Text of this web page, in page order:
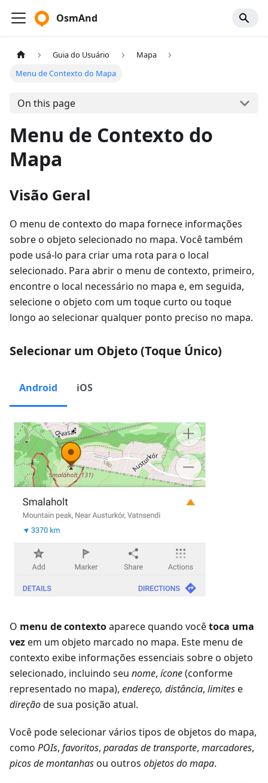
OsmAnd
Guia do Usuário
Mapa
Menu de Contexto do Mapa
On this page
Menu de Contexto do
Mapa
Visão Geral
O menu de contexto do mapa fornece informações
sobre o objeto selecionado no mapa. Você também
pode usá-lo para criar uma rota para o local
selecionado. Para abrir o menu de contexto, primeiro,
encontre o local necessário no mapa e, em seguida,
selecione o objeto com um toque curto ou toque
longo ao selecionar qualquer ponto preciso no mapa.
Selecionar um Objeto (Toque Único)
Android iOS
O menu de contextoaparece quando vocêtoca uma
vezem um objeto marcado no mapa. Este menu de
contexto exibe informações essenciais sobre o objeto
selecionado, incluindo seu nome, ícone(conforme
representado no mapa), endereço, distância, limitese
direçãode sua posição atual.
Você pode selecionar vários tipos de objetos do mapa,
como POIs, favoritos, paradas de transporte, marcadores,
picos de montanhasou outros objetos do mapa.